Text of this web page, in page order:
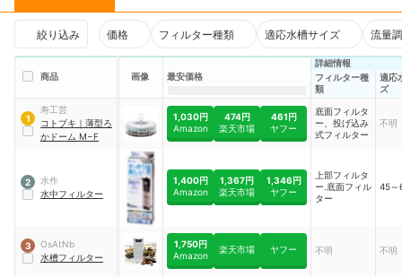
絞り込み 価格 フィルター種類 適応水槽サイズ 流量
商品 画像 最安価格
詳細情報
フィルター種
類
適応
ズ
1
寿工芸
コトブキ ｜ 薄型ろ
かドーム M−F
1,030円
Amazon
474円
楽天市場
461円
ヤフー
底面フィルタ
ー、投げ込み
式フィルター
不明
2
水作
水中フィルター
1,400円
Amazon
1,367円
楽天市場
1,346円
ヤフー
上部フィルタ
ー.底面フィル
ター
45～
3
OsAtNb
水槽フィルター
1,750円
Amazon
楽天市場 ヤフー 不明 不明